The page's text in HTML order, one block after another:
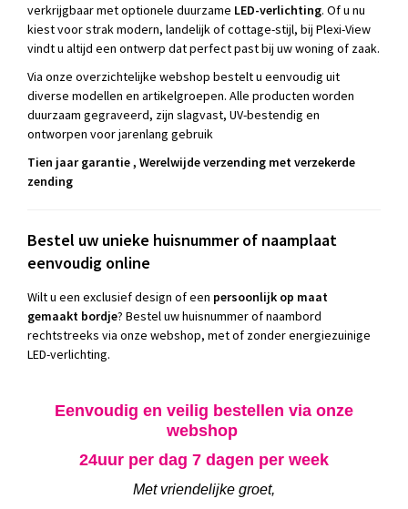
verkrijgbaar met optionele duurzame LED-verlichting. Of u nu
kiest voor strak modern, landelijk of cottage-stijl, bij Plexi-View
vindt u altijd een ontwerp dat perfect past bij uw woning of zaak.
Via onze overzichtelijke webshop bestelt u eenvoudig uit
diverse modellen en artikelgroepen. Alle producten worden
duurzaam gegraveerd, zijn slagvast, UV-bestendig en
ontworpen voor jarenlang gebruik
Tien jaar garantie , Werelwijde verzending met verzekerde
zending
Bestel uw unieke huisnummer of naamplaat
eenvoudig online
Wilt u een exclusief design of een persoonlijk op maat
gemaakt bordje? Bestel uw huisnummer of naambord
rechtstreeks via onze webshop, met of zonder energiezuinige
LED-verlichting.
Eenvoudig en veilig bestellen via onze
webshop
24uur per dag 7 dagen per week
Met vriendelijke groet,